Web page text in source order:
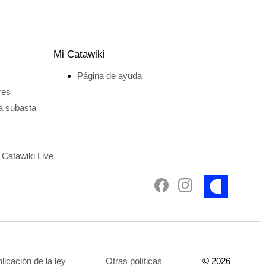
subasta
Live
Mi Catawiki
Página de ayuda
de la ley Otras políticas © 2026